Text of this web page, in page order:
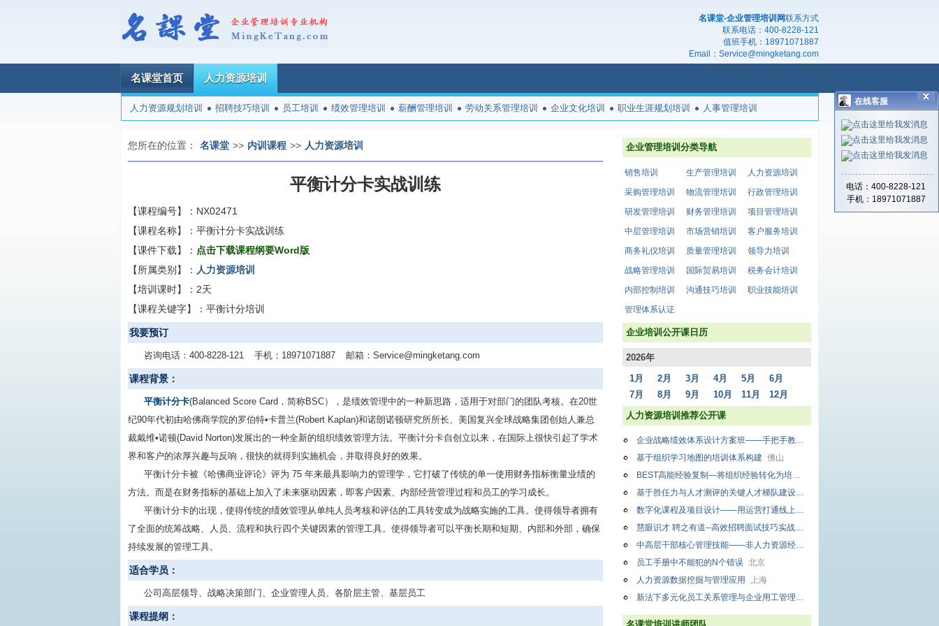
名课堂-企业管理培训网联系方式
联系电话： 400-8228-121
值班手机： 18971071887
Email： Service@mingketang.com
名课堂首页 人力资源培训
人力资源规划培训 招聘技巧培训 员工培训 绩效管理培训 薪酬管理培训 劳动关系管理培训 企业文化培训 职业生涯规划培训 人事管理培训
您所在的位置： 名课堂 >> 内训课程 >> 人力资源培训
平衡计分卡实战训练
【课程编号】： NX02471
【课程名称】： 平衡计分卡实战训练
【课件下载】： 点击下载课程纲要Word版
【所属类别】： 人力资源培训
【培训课时】： 2天
【课程关键字】： 平衡计分培训
我要预订
咨询电话：400-8228-121 手机： 18971071887 邮箱：Service@mingketang.com
课程背景：
平衡计分卡(Balanced Score Card，简称BSC），是绩效管理中的一种新思路，适用于对部门的团队考核。在20世
纪90年代初由哈佛商学院的罗伯特•卡普兰(Robert Kaplan)和诺朗诺顿研究所所长、美国复兴全球战略集团创始人兼总
裁戴维•诺顿(David Norton)发展出的一种全新的组织绩效管理方法。平衡计分卡自创立以来，在国际上很快引起了学术
界和客户的浓厚兴趣与反响，很快的就得到实施机会，并取得良好的效果。
平衡计分卡被《哈佛商业评论》评为 75 年来最具影响力的管理学，它打破了传统的单一使用财务指标衡量业绩的
方法。而是在财务指标的基础上加入了未来驱动因素，即客户因素、内部经营管理过程和员工的学习成长。
平衡计分卡的出现，使得传统的绩效管理从单纯人员考核和评估的工具转变成为战略实施的工具。使得领导者拥有
了全面的统筹战略、人员、流程和执行四个关键因素的管理工具。使得领导者可以平衡长期和短期、内部和外部，确保
持续发展的管理工具。
适合学员：
公司高层领导、战略决策部门、企业管理人员、各阶层主管、基层员工
课程提纲：
企业管理培训分类导航
销售培训 生产管理培训
人力资源培训
采购管理培训
物流管理培训
行政管理培训
研发管理培训
财务管理培训
项目管理培训
中层管理培训
市场营销培训
客户服务培训
商务礼仪培训
质量管理培训
领导力培训
战略管理培训
国际贸易培训
税务会计培训
内部控制培训
沟通技巧培训
职业技能培训
管理体系认证
企业培训公开课日历
2026年
1月
2月 3月 4月 5月
6月
7月
8月 9月 10月 11月
12月
人力资源培训推荐公开课
企业战略绩效体系设计方案班——手把手教你搭体系
基于组织学习地图的培训体系构建 佛山
BEST高能经验复制—将组织经验转化为培训成果
基于胜任力与人才测评的关键人才梯队建设重庆
数字化课程及项目设计——用运营打通线上与线下培训
慧眼识才 聘之有道--高效招聘面试技巧实战训练
中高层干部核心管理技能——非人力资源经理的人力资源管理
员工手册中不能犯的N个错误 北京
人力资源数据挖掘与管理应用
上海
新法下多元化员工关系管理与企业用工管理法律风险防范操作实务
在线客服
电话：400-8228-121
手机：18971071887